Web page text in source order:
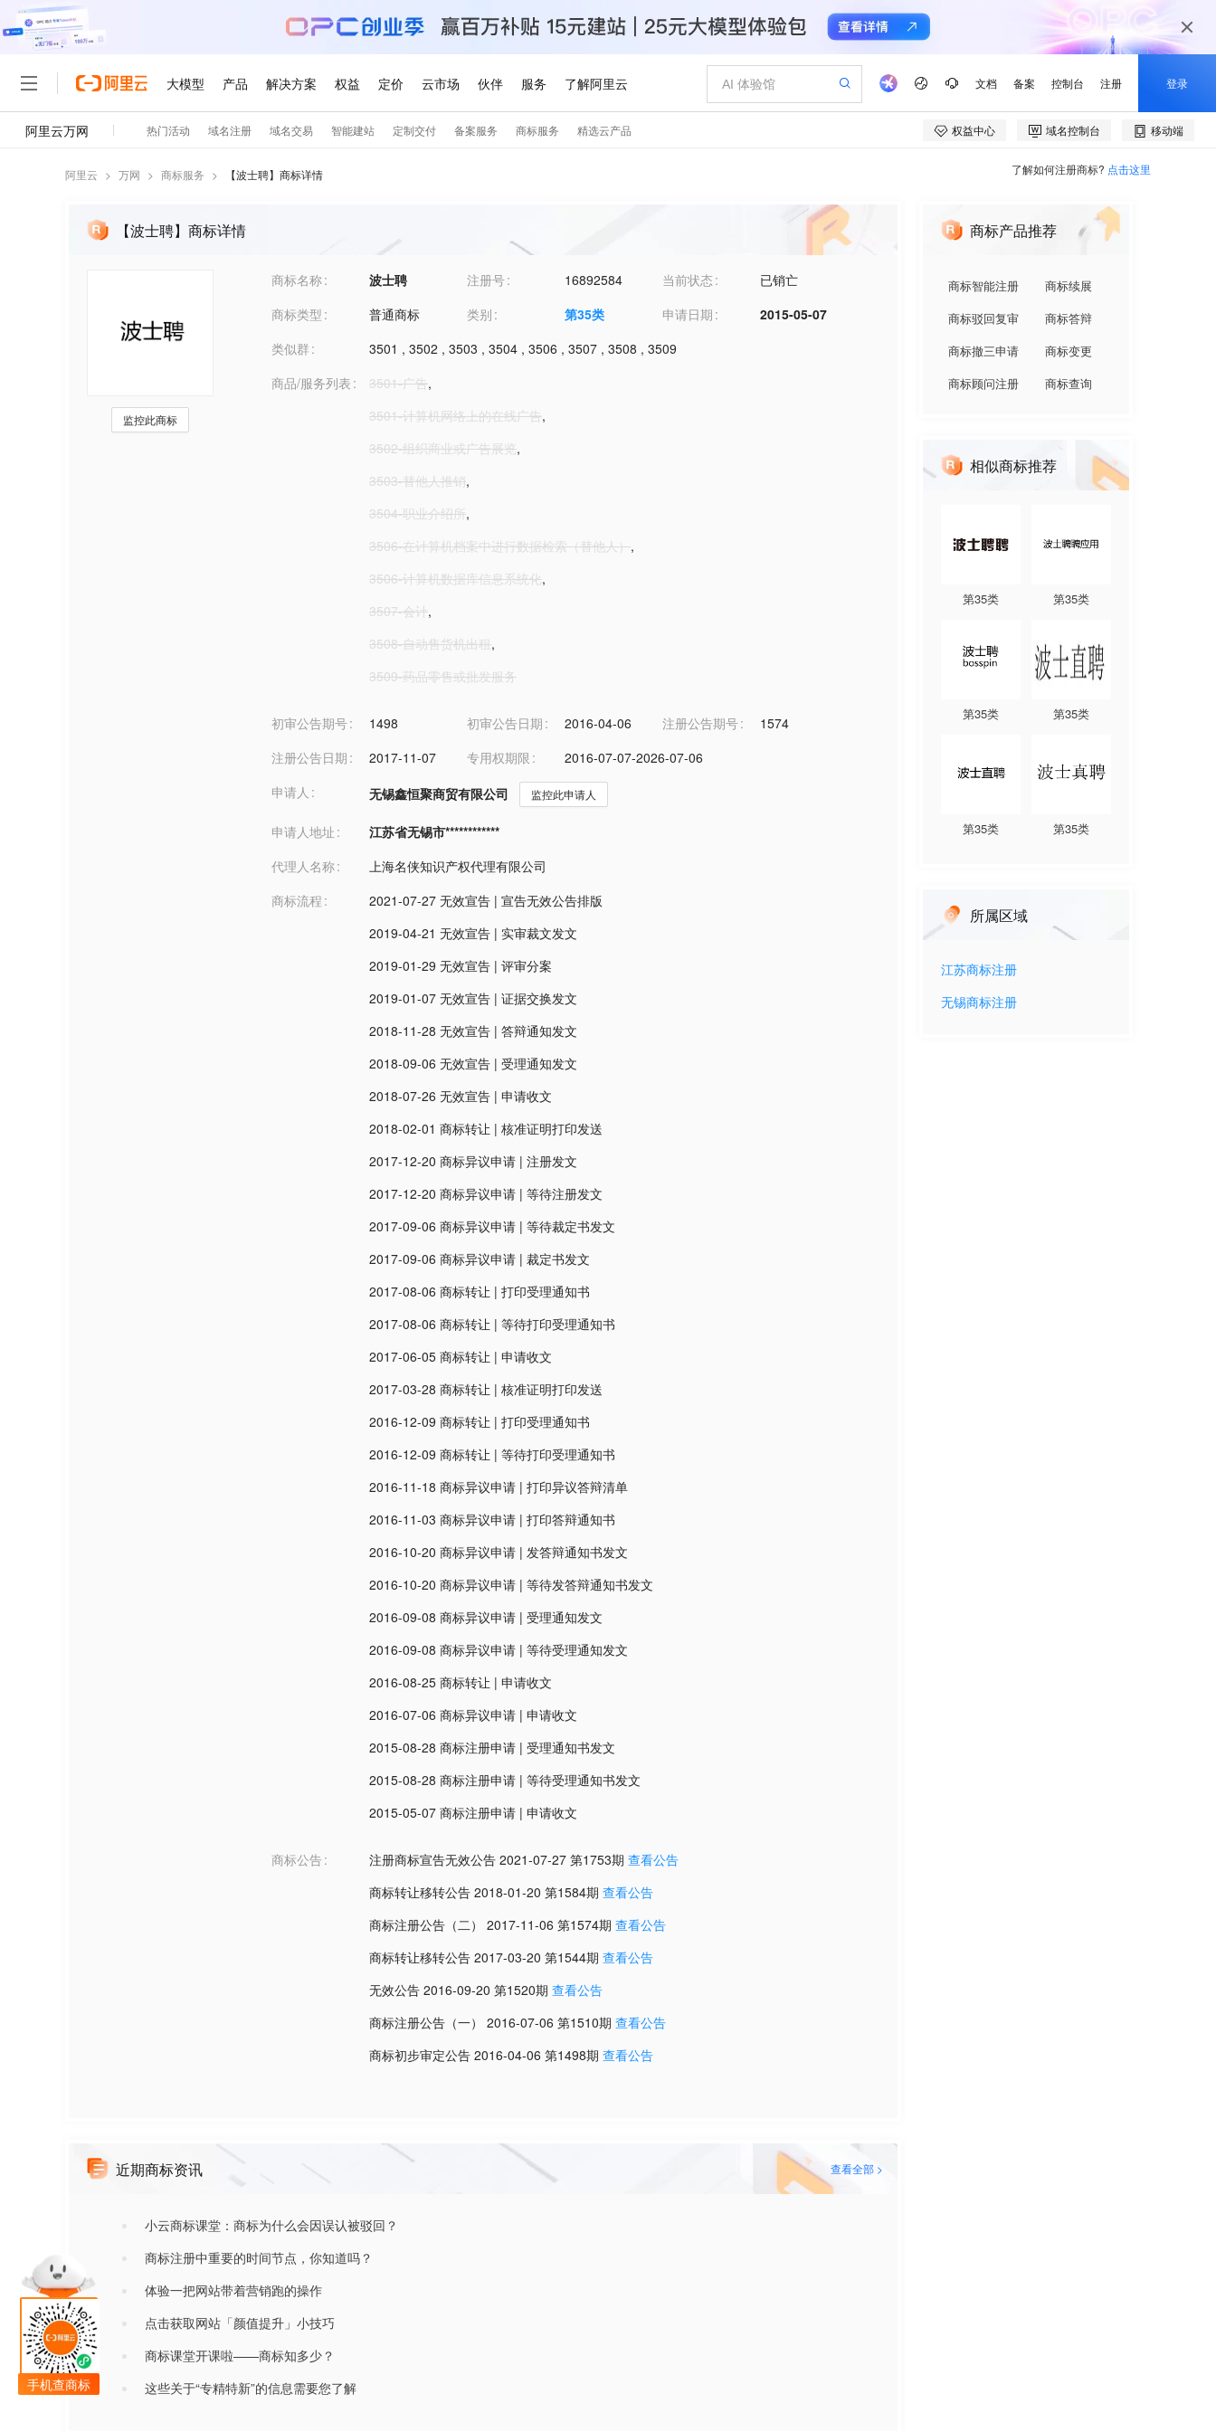
阿里云 > 万网 > 商标服务 > 【波士聘】商标详情 了解如何注册商标? 点击这里
【波士聘】商标详情
监控此商标
商标名称 波士聘 注册号 16892584 当前状态
已销亡
商标类型
普通商标 类别 第35类 申请日期
2015-05-07
类似群
3501 , 3502 , 3503 , 3504 , 3506 , 3507 , 3508 , 3509
商品/服务列表
3501-广告,
3501-计算机网络上的在线广告,
3502-组织商业或广告展览,
3503-替他人推销,
3504-职业介绍所,
3506-在计算机档案中进行数据检索（替他人）,
3506-计算机数据库信息系统化,
3507-会计,
3508-自动售货机出租,
3509-药品零售或批发服务
初审公告期号 1498 初审公告日期 2016-04-06 注册公告期号
1574
注册公告日期
2017-11-07 专用权期限
2016-07-07-2026-07-06
申请人
无锡鑫恒聚商贸有限公司 监控此申请人
申请人地址
江苏省无锡市************
代理人名称
上海名侠知识产权代理有限公司
商标流程
2021-07-27 无效宣告 | 宣告无效公告排版
2019-04-21 无效宣告 | 实审裁文发文
2019-01-29 无效宣告 | 评审分案
2019-01-07 无效宣告 | 证据交换发文
2018-11-28 无效宣告 | 答辩通知发文
2018-09-06 无效宣告 | 受理通知发文
2018-07-26 无效宣告 | 申请收文
2018-02-01 商标转让 | 核准证明打印发送
2017-12-20 商标异议申请 | 注册发文
2017-12-20 商标异议申请 | 等待注册发文
2017-09-06 商标异议申请 | 等待裁定书发文
2017-09-06 商标异议申请 | 裁定书发文
2017-08-06 商标转让 | 打印受理通知书
2017-08-06 商标转让 | 等待打印受理通知书
2017-06-05 商标转让 | 申请收文
2017-03-28 商标转让 | 核准证明打印发送
2016-12-09 商标转让 | 打印受理通知书
2016-12-09 商标转让 | 等待打印受理通知书
2016-11-18 商标异议申请 | 打印异议答辩清单
2016-11-03 商标异议申请 | 打印答辩通知书
2016-10-20 商标异议申请 | 发答辩通知书发文
2016-10-20 商标异议申请 | 等待发答辩通知书发文
2016-09-08 商标异议申请 | 受理通知发文
2016-09-08 商标异议申请 | 等待受理通知发文
2016-08-25 商标转让 | 申请收文
2016-07-06 商标异议申请 | 申请收文
2015-08-28 商标注册申请 | 受理通知书发文
2015-08-28 商标注册申请 | 等待受理通知书发文
2015-05-07 商标注册申请 | 申请收文
商标公告 注册商标宣告无效公告 2021-07-27 第1753期 查看公告
商标转让移转公告 2018-01-20 第1584期 查看公告
商标注册公告（二）
2017-11-06 第1574期 查看公告
商标转让移转公告 2017-03-20 第1544期 查看公告
无效公告 2016-09-20 第1520期 查看公告
商标注册公告（一）
2016-07-06 第1510期 查看公告
商标初步审定公告 2016-04-06 第1498期 查看公告
近期商标资讯 查看全部 >
小云商标课堂：商标为什么会因误认被驳回？
商标注册中重要的时间节点，你知道吗？
体验一把网站带着营销跑的操作
点击获取网站「颜值提升」小技巧
商标课堂开课啦——商标知多少？
这些关于“专精特新”的信息需要您了解
商标产品推荐
商标智能注册
商标续展
商标驳回复审
商标答辩
商标撤三申请
商标变更
商标顾问注册
商标查询
相似商标推荐
第35类 第35类
第35类 第35类
第35类 第35类
所属区域
江苏商标注册
无锡商标注册
手机查商标